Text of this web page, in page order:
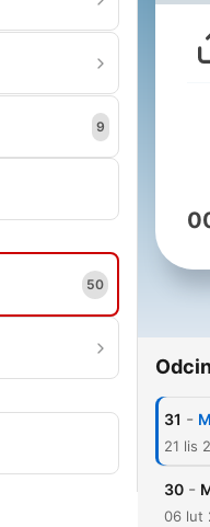
9
50
31 -
21 lis
30 -
06 lut